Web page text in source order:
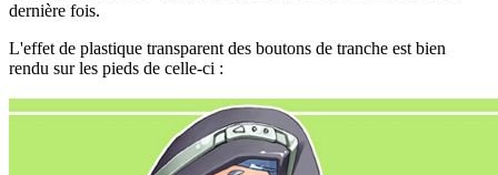
dernière fois.
L'effet de plastique transparent des boutons de tranche est bien
rendu sur les pieds de celle-ci :